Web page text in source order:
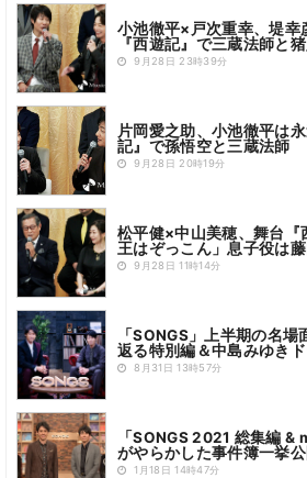
小池徹平×戸次重幸、堤
『西遊記』で三蔵法師と
9月28日 23時39分
片岡愛之助、小池徹平は
記』で孫悟空と三蔵法師
9月28日 20時19分
松平健×中山美穂、舞台『
王はぞっこん」息子役は
9月28日 11時14分
「SONGS」上半期の名
返る特別編＆中島みゆき
8月31日 13時57分
「SONGS 2021 総集編
がやらかした事件簿一挙公
1月18日 14時47分